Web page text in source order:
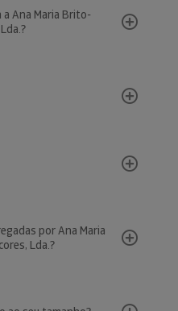
Ana Maria Brito-
por Ana Maria
Lda.?